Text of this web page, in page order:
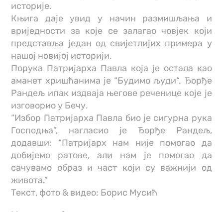
историје.
Књига даје увид у начин размишљања и
вриједности за које се залагао човјек који
представља један од свијетлијих примера у
нашој новијој историји.
Порука Патријарха Павла која је остала као
аманет хришћанима је “Будимо људи“. Ђорђе
Рандељ ипак издваја његове реченице које је
изговорио у Бечу.
“Избор Патријарха Павла био је сигурна рука
Господња”, нагласио је Ђорђе Рандељ,
додавши: “Патријарх нам није помогао да
добијемо ратове, али нам је помогао да
сачувамо образ и част који су важнији од
живота.”
Текст, фото & видео: Борис Мусић